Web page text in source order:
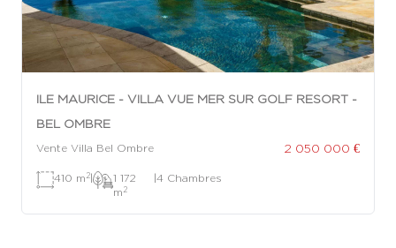
ILE MAURICE - VILLA VUE MER SUR GOLF RESORT -
BEL OMBRE
Vente Villa Bel Ombre 2 050 000 €
410 m 2|
1 172
m 2
|4 Chambres